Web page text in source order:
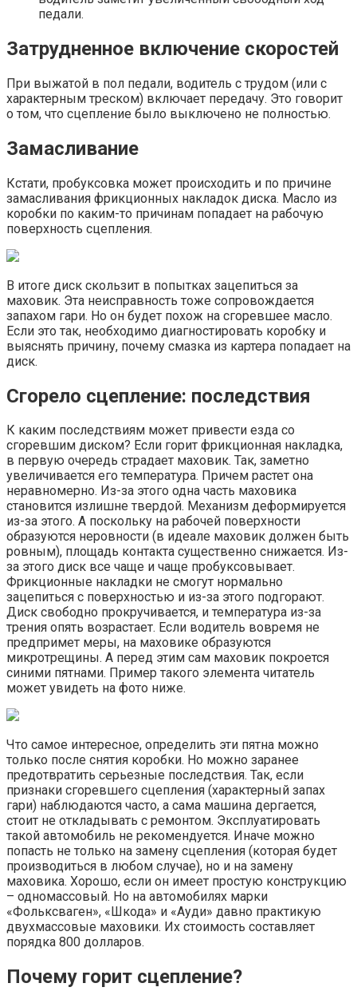
педали.
Затрудненное включение скоростей
При выжатой в пол педали, водитель с трудом (или с
характерным треском) включает передачу. Это говорит
о том, что сцепление было выключено не полностью.
Замасливание
Кстати, пробуксовка может происходить и по причине
замасливания фрикционных накладок диска. Масло из
коробки по каким-то причинам попадает на рабочую
поверхность сцепления.
В итоге диск скользит в попытках зацепиться за
маховик. Эта неисправность тоже сопровождается
запахом гари. Но он будет похож на сгоревшее масло.
Если это так, необходимо диагностировать коробку и
выяснять причину, почему смазка из картера попадает на
диск.
Сгорело сцепление: последствия
К каким последствиям может привести езда со
сгоревшим диском? Если горит фрикционная накладка,
в первую очередь страдает маховик. Так, заметно
увеличивается его температура. Причем растет она
неравномерно. Из-за этого одна часть маховика
становится излишне твердой. Механизм деформируется
из-за этого. А поскольку на рабочей поверхности
образуются неровности (в идеале маховик должен быть
ровным), площадь контакта существенно снижается. Из-
за этого диск все чаще и чаще пробуксовывает.
Фрикционные накладки не смогут нормально
зацепиться с поверхностью и из-за этого подгорают.
Диск свободно прокручивается, и температура из-за
трения опять возрастает. Если водитель вовремя не
предпримет меры, на маховике образуются
микротрещины. А перед этим сам маховик покроется
синими пятнами. Пример такого элемента читатель
может увидеть на фото ниже.
Что самое интересное, определить эти пятна можно
только после снятия коробки. Но можно заранее
предотвратить серьезные последствия. Так, если
признаки сгоревшего сцепления (характерный запах
гари) наблюдаются часто, а сама машина дергается,
стоит не откладывать с ремонтом. Эксплуатировать
такой автомобиль не рекомендуется. Иначе можно
попасть не только на замену сцепления (которая будет
производиться в любом случае), но и на замену
маховика. Хорошо, если он имеет простую конструкцию
– одномассовый. Но на автомобилях марки
«Фольксваген», «Шкода» и «Ауди» давно практикую
двухмассовые маховики. Их стоимость составляет
порядка 800 долларов.
Почему горит сцепление?